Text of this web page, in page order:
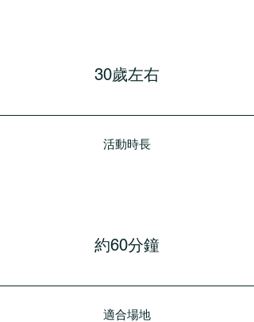
30歲左右
活動時長
約60分鐘
適合場地